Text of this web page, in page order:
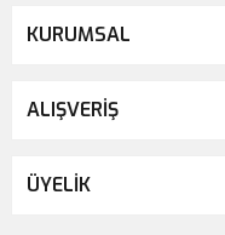
KURUMSAL
ALIŞVERİŞ
ÜYELİK